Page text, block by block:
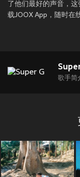
了他们最好的声音，
载JOOX App，随时在
歌手简